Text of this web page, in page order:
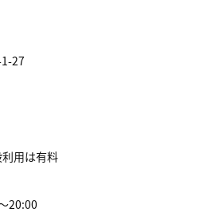
27
用は有料
20:00